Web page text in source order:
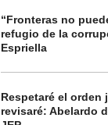
“Fronteras no
refugio de la
Espriella
Respetaré el
revisaré: Abelardo